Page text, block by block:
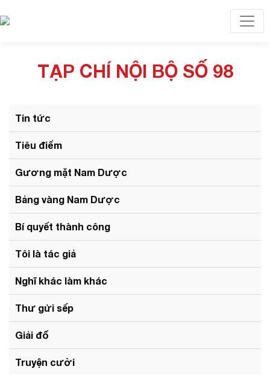
TẠP CHÍ NỘI BỘ SỐ 98
Tin tức
Tiêu điểm
Gương mặt Nam Dược
Bảng vàng Nam Dược
Bí quyết thành công
Tôi là tác giả
Nghĩ khác làm khác
Thư gửi sếp
Giải đố
Truyện cười